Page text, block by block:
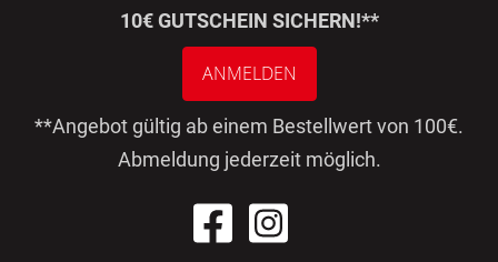
10€ GUTSCHEIN SICHERN!**
ANMELDEN
**Angebot gültig ab einem Bestellwert von 100€.
Abmeldung jederzeit möglich.